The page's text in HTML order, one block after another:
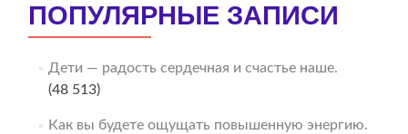
ПОПУЛЯРНЫЕ ЗАПИСИ
Дети — радость сердечная и счастье наше.
(48 513)
Как вы будете ощущать повышенную энергию.